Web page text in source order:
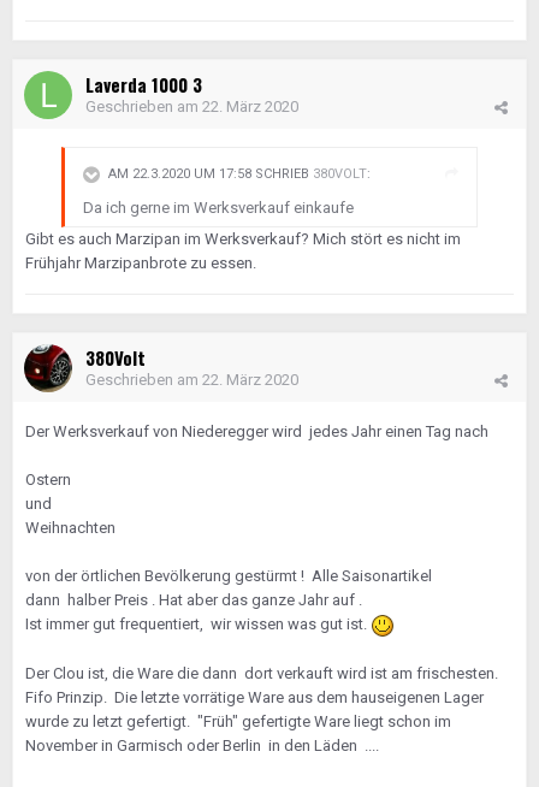
Laverda 1000 3
Geschrieben am 22. März 2020
AM 22.3.2020 UM 17:58 SCHRIEB 380VOLT:
Da ich gerne im Werksverkauf einkaufe
Gibt es auch Marzipan im Werksverkauf? Mich stört es nicht im
Frühjahr Marzipanbrote zu essen.
380Volt
Geschrieben am 22. März 2020
Der Werksverkauf von Niederegger wird jedes Jahr einen Tag nach
Ostern
und
Weihnachten
von der örtlichen Bevölkerung gestürmt ! Alle Saisonartikel
dann halber Preis . Hat aber das ganze Jahr auf .
Ist immer gut frequentiert, wir wissen was gut ist.
Der Clou ist, die Ware die dann dort verkauft wird ist am frischesten.
Fifo Prinzip. Die letzte vorrätige Ware aus dem hauseigenen Lager
wurde zu letzt gefertigt. "Früh" gefertigte Ware liegt schon im
November in Garmisch oder Berlin in den Läden ....